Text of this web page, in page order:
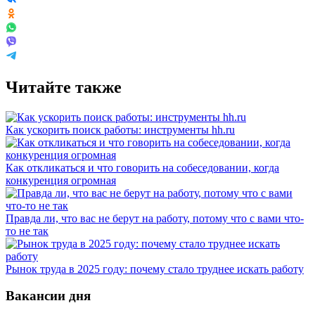
Читайте также
Как ускорить поиск работы: инструменты hh.ru
Как откликаться и что говорить на собеседовании, когда
конкуренция огромная
Правда ли, что вас не берут на работу, потому что с вами что-
то не так
Рынок труда в 2025 году: почему стало труднее искать работу
Вакансии дня